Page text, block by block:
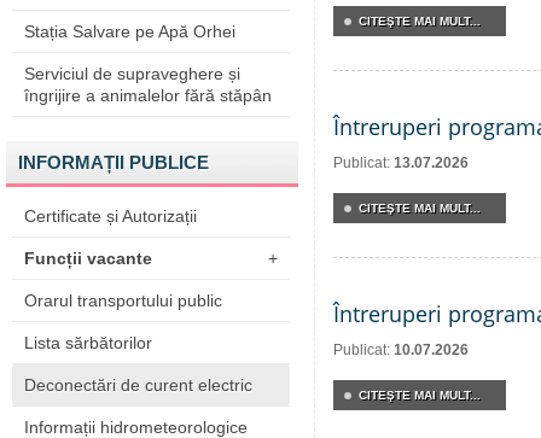
Stația Salvare pe Apă Orhei
Serviciul de supraveghere și
îngrijire a animalelor fără stăpân
INFORMAȚII PUBLICE
Certificate și Autorizații
Funcții vacante +
Orarul transportului public
Lista sărbătorilor
Deconectări de curent electric
Informații hidrometeorologice
CITEŞTE MAI MULT...
Întreruperi
Publicat: 13.07.2026
CITEŞTE MAI MULT...
Întreruperi
Publicat: 10.07.2026
CITEŞTE MAI MULT...